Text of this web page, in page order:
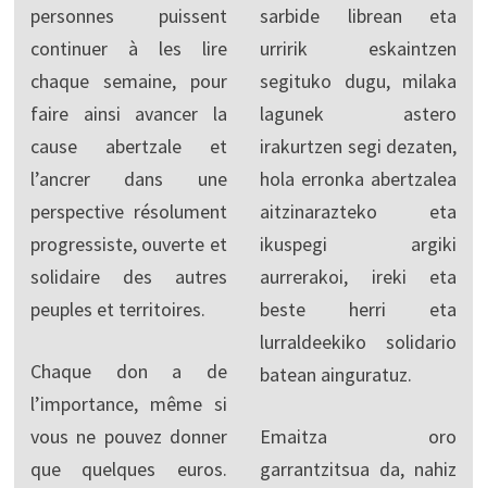
personnes puissent
continuer à les lire
chaque semaine, pour
faire ainsi avancer la
cause abertzale et
l’ancrer dans une
perspective résolument
progressiste, ouverte et
solidaire des autres
peuples et territoires.
Chaque don a de
l’importance, même si
vous ne pouvez donner
que quelques euros.
sarbide librean eta
urririk eskaintzen
segituko dugu, milaka
lagunek astero
irakurtzen segi dezaten,
hola erronka abertzalea
aitzinarazteko eta
ikuspegi argiki
aurrerakoi, ireki eta
beste herri eta
lurraldeekiko solidario
batean ainguratuz.
Emaitza oro
garrantzitsua da, nahiz